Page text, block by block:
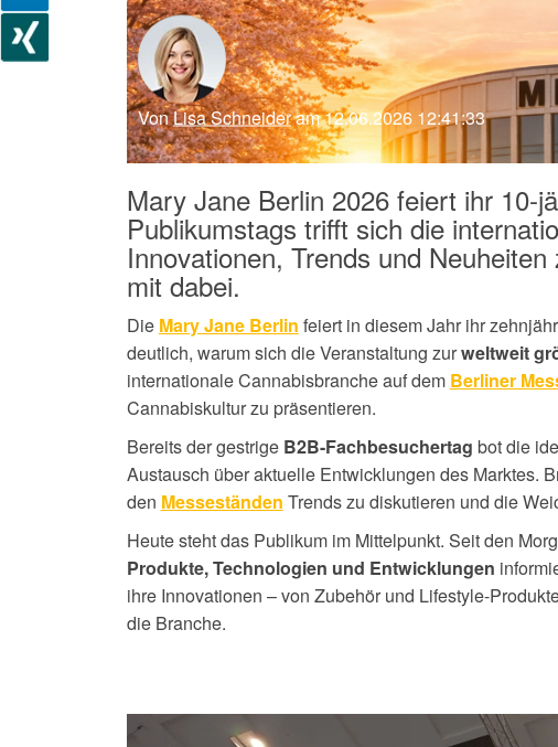
VonLisa Schneideram 12.06.2026 12:41:33
Mary Jane Berlin 2026 feiert ihr 10-
Publikumstags trifft sich die
Innovationen, Trends und
mit dabei.
Die Mary Jane Berlin feiert in diesem Jahr ihr
deutlich, warum sich die Veranstaltung zurweltweit
internationale Cannabisbranche auf dem Berliner
Cannabiskultur zu präsentieren.
Bereits der gestrige B2B-Fachbesuchertag bot die
Austausch über aktuelle Entwicklungen des Marktes.
den Messeständen Trends zu diskutieren und die
Heute steht das Publikum im Mittelpunkt. Seit den
Produkte, Technologien und Entwicklungen
ihre Innovationen – von Zubehör und Lifestyle-
die Branche.